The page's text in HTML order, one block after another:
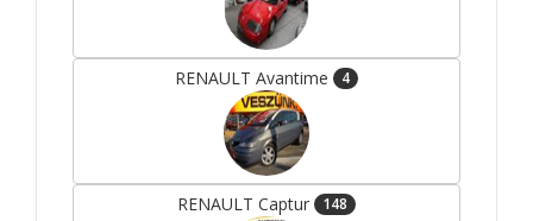
RENAULT Avantime 4
RENAULT Captur 148